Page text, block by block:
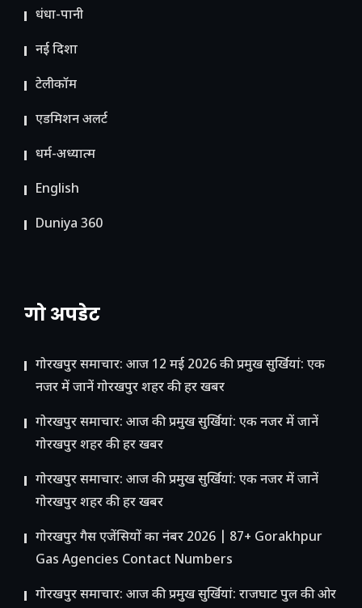
धंधा-पानी
नई दिशा
टेलीकॉम
ए​डमिशन अलर्ट
धर्म-अध्यात्म
English
Duniya 360
गो अपडेट
गोरखपुर समाचार: आज 12 मई 2026 की प्रमुख सुर्खियां: एक
नजर में जानें गोरखपुर शहर की हर खबर
गोरखपुर समाचार: आज की प्रमुख सुर्खियां: एक नजर में जानें
गोरखपुर शहर की हर खबर
गोरखपुर समाचार: आज की प्रमुख सुर्खियां: एक नजर में जानें
गोरखपुर शहर की हर खबर
गोरखपुर गैस एजेंसियों का नंबर 2026 | 87+ Gorakhpur
Gas Agencies Contact Numbers
गोरखपुर समाचार: आज की प्रमुख सुर्खियां: राजघाट पुल की ओर